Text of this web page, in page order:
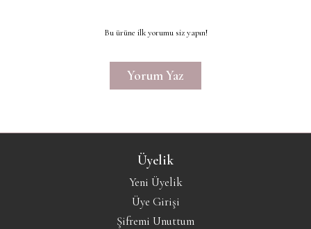
Bu ürüne ilk yorumu siz yapın!
Yorum Yaz
Üyelik
Yeni Üyelik
Üye Girişi
Şifremi Unuttum